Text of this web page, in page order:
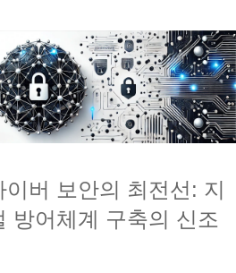
버 보안의 최전선: 지
방어체계 구축의 신조